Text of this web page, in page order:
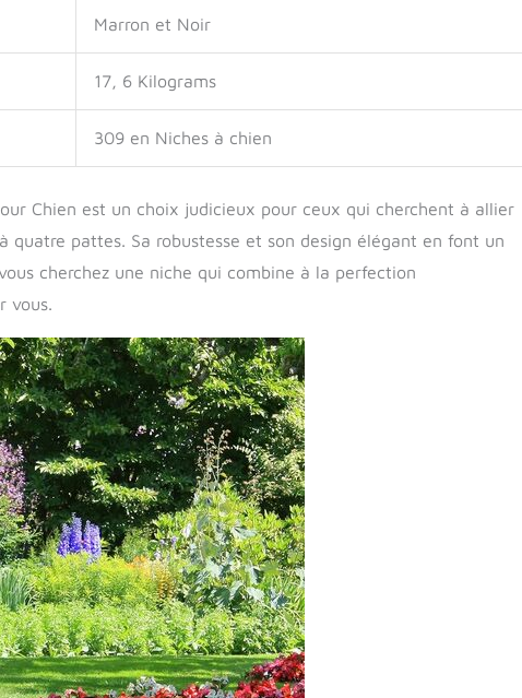
Marron et Noir
17, 6 Kilograms
309 en Niches à chien
Chien est un choix judicieux pour ceux qui cherchent à allier
pattes. Sa robustesse et son design élégant en font un
cherchez une niche qui combine à la perfection
vous.